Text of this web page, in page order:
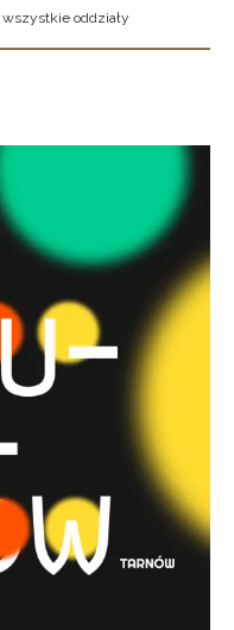
wszystkie oddziały